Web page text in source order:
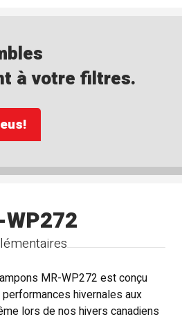
à votre filtres.
MR-WP272 est conçu
hivernales aux
lors de nos hivers canadiens